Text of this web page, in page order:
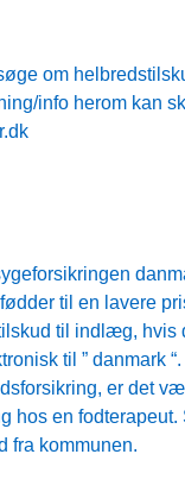
om
info herom kan
til en lavere
til indlæg, hvis
til ” danmark “.
er det
hos en
fra kommunen.